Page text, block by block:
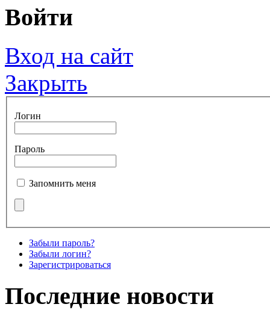
Войти
Вход на сайт
Закрыть
Логин
Пароль
Запомнить меня
Забыли пароль?
Забыли логин?
Зарегистрироваться
Последние новости